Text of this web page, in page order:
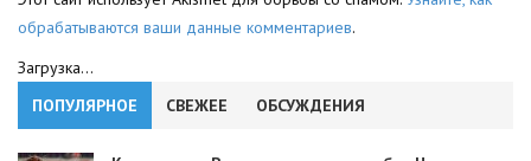
обрабатываются ваши данные комментариев.
Загрузка...
ПОПУЛЯРНОЕ
СВЕЖЕЕ ОБСУЖДЕНИЯ